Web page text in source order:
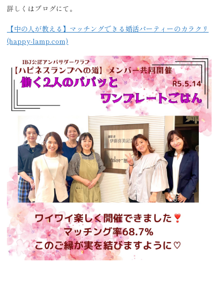
詳しくはブログにて。
【中の人が教える】マッチングできる婚活パーティーのカラクリ
(happy-lamp.com)